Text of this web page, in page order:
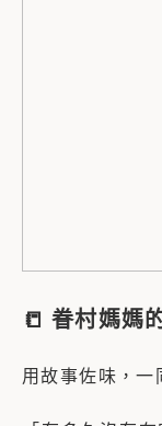
📒 眷村媽媽
用故事佐味，一